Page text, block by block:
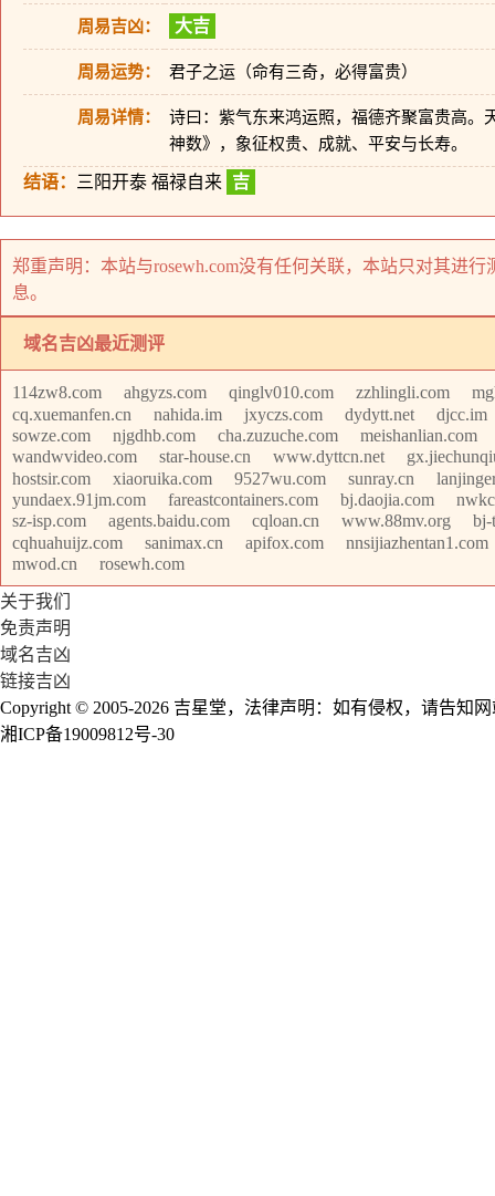
周易吉凶： 大吉
周易运势： 君子之运（命有三奇，必得富贵）
周易详情：
诗曰：紫气东来鸿运照，福德齐聚富贵高。
神数》，象征权贵、成就、平安与长寿。
结语： 三阳开泰 福禄自来 吉
郑重声明：本站与rosewh.com没有任何关联，本站只对其进
息。
域名吉凶最近测评
114zw8.com ahgyzs.com qinglv010.com zzhlingli.com
cq.xuemanfen.cn
nahida.im jxyczs.com dydytt.net
djcc.im
sowze.com
njgdhb.com cha.zuzuche.com
meishanlian.com
wandwvideo.com
star-house.cn www.dyttcn.net
hostsir.com
xiaoruika.com 9527wu.com sunray.cn
yundaex.91jm.com
fareastcontainers.com bj.daojia.com
sz-isp.com
agents.baidu.com cqloan.cn www.88mv.org
bj-
cqhuahuijz.com
sanimax.cn apifox.com
nnsijiazhentan1.com
mwod.cn
rosewh.com
关于我们
免责声明
域名吉凶
链接吉凶
Copyright © 2005-2026 吉星堂，法律声明：如有侵权，请告知
湘ICP备19009812号-30